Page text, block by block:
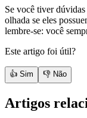
Se você tiver
olhada se eles
lembre-se: você
Este artigo foi útil?
👍 Sim 👎 Não
Artigos